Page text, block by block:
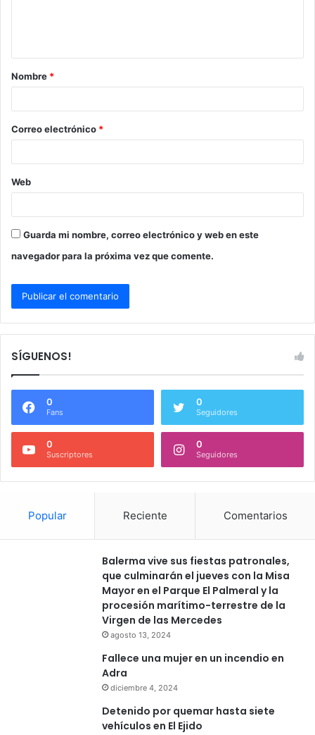
a
r
*
Nombre *
Correo electrónico *
Web
Guarda mi nombre, correo electrónico y web en este
navegador para la próxima vez que comente.
SÍGUENOS!
0
Fans
0
Seguidores
0
Suscriptores
0
Seguidores
Popular Reciente Comentarios
Balerma vive sus fiestas patronales,
que culminarán el jueves con la Misa
Mayor en el Parque El Palmeral y la
procesión marítimo-terrestre de la
Virgen de las Mercedes
agosto 13, 2024
Fallece una mujer en un incendio en
Adra
diciembre 4, 2024
Detenido por quemar hasta siete
vehículos en El Ejido